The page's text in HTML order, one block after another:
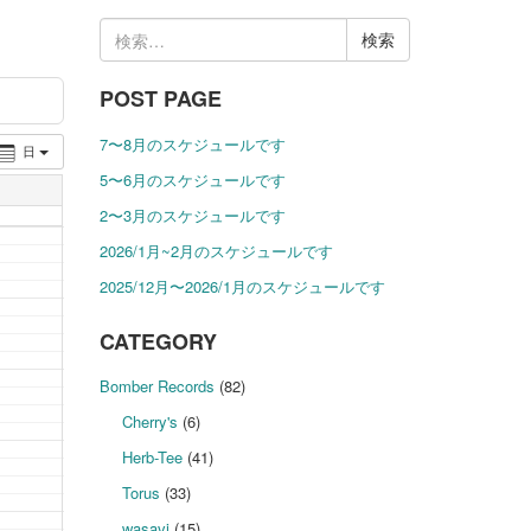
日
検
索:
POST PAGE
7〜8月のスケジュールです
5〜6月のスケジュールです
2〜3月のスケジュールです
2026/1月~2月のスケジュールです
2025/12月〜2026/1月のスケジュールです
CATEGORY
Bomber Records (82)
Cherry's (6)
Herb-Tee (41)
Torus (33)